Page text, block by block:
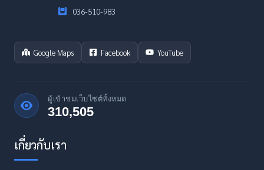
036-510-983
Google Maps Facebook YouTube
ผู้เข้าชมเว็บไซต์ทั้งหมด
310,505